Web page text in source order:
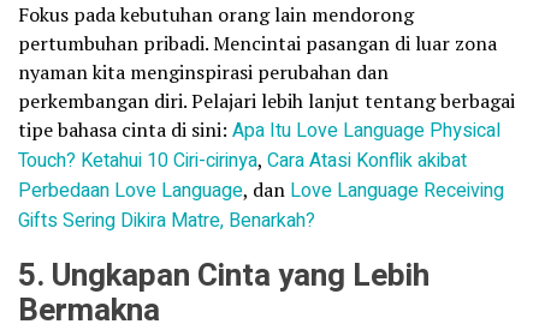
Fokus pada kebutuhan orang lain mendorong
pertumbuhan pribadi. Mencintai pasangan di luar zona
nyaman kita menginspirasi perubahan dan
perkembangan diri. Pelajari lebih lanjut tentang berbagai
tipe bahasa cinta di sini: Apa Itu Love Language Physical
Touch? Ketahui 10 Ciri-cirinya, Cara Atasi Konflik akibat
Perbedaan Love Language, dan Love Language Receiving
Gifts Sering Dikira Matre, Benarkah?
5. Ungkapan Cinta yang Lebih
Bermakna